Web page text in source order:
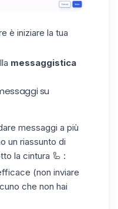
è iniziare la tua
messaggistica
su
messaggi a più
un riassunto di
la cintura 🦾 :
(non inviare
che non hai